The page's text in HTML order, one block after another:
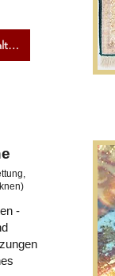
Kostenloses Angebot erhalten
-